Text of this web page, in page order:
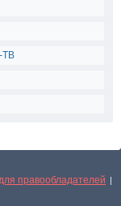
ТВ
правообладателей |